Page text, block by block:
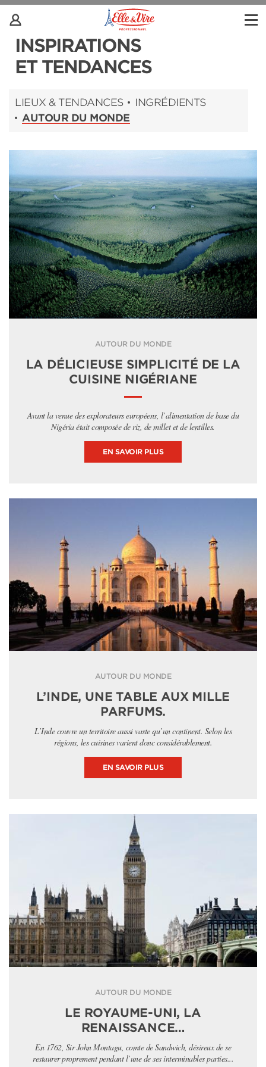
INSPIRATIONS
ET TENDANCES
LIEUX & TENDANCES
INGRÉDIENTS
AUTOUR DU MONDE
AUTOUR DU MONDE
LA DÉLICIEUSE SIMPLICITÉ DE LA
CUISINE NIGÉRIANE
Avant la venue des explorateurs européens, l’alimentation de base du
Nigéria était composée de riz, de millet et de lentilles.
EN SAVOIR PLUS
AUTOUR DU MONDE
L’INDE, UNE TABLE AUX MILLE
PARFUMS.
L’Inde couvre un territoire aussi vaste qu’un continent. Selon les
régions, les cuisines varient donc considérablement.
EN SAVOIR PLUS
AUTOUR DU MONDE
LE ROYAUME-UNI, LA
RENAISSANCE…
En 1762, Sir John Montagu, comte de Sandwich, désireux de se
restaurer proprement pendant l’une de ses interminables parties...